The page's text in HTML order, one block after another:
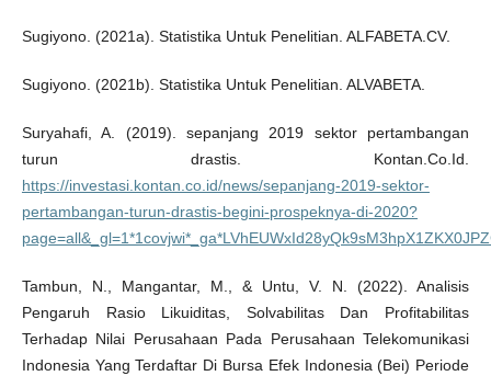
Sugiyono. (2021a). Statistika Untuk Penelitian. ALFABETA.CV.
Sugiyono. (2021b). Statistika Untuk Penelitian. ALVABETA.
Suryahafi, A. (2019). sepanjang 2019 sektor pertambangan
turun drastis. Kontan.Co.Id.
https://investasi.kontan.co.id/news/sepanjang-2019-sektor-
pertambangan-turun-drastis-begini-prospeknya-di-2020?
Tambun, N., Mangantar, M., & Untu, V. N. (2022). Analisis
Pengaruh Rasio Likuiditas, Solvabilitas Dan Profitabilitas
Terhadap Nilai Perusahaan Pada Perusahaan Telekomunikasi
Indonesia Yang Terdaftar Di Bursa Efek Indonesia (Bei) Periode